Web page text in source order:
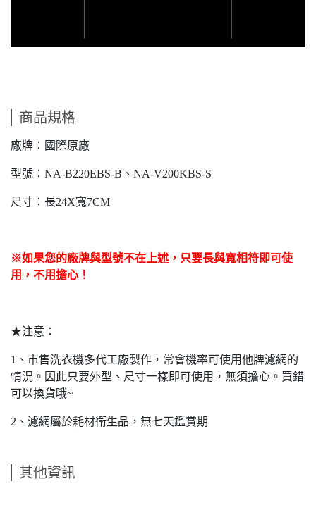
商品規格
廠牌：國際原廠
型號：NA-B220EBS-B、NA-V200KBS-S
尺寸：長24X寬7CM
※如果您的廠牌與型號不在上述，只要長與寬相符即可使
用，不用擔心！
★注意：
1、市售洗衣機多代工廠製作，常會機率可使用他牌濾網的
情況。因此只要外型、尺寸一樣即可使用，無須擔心。買錯
可以換貨哦~
2、濾網屬於耗材衛生品，無七天鑑賞期
其他資訊